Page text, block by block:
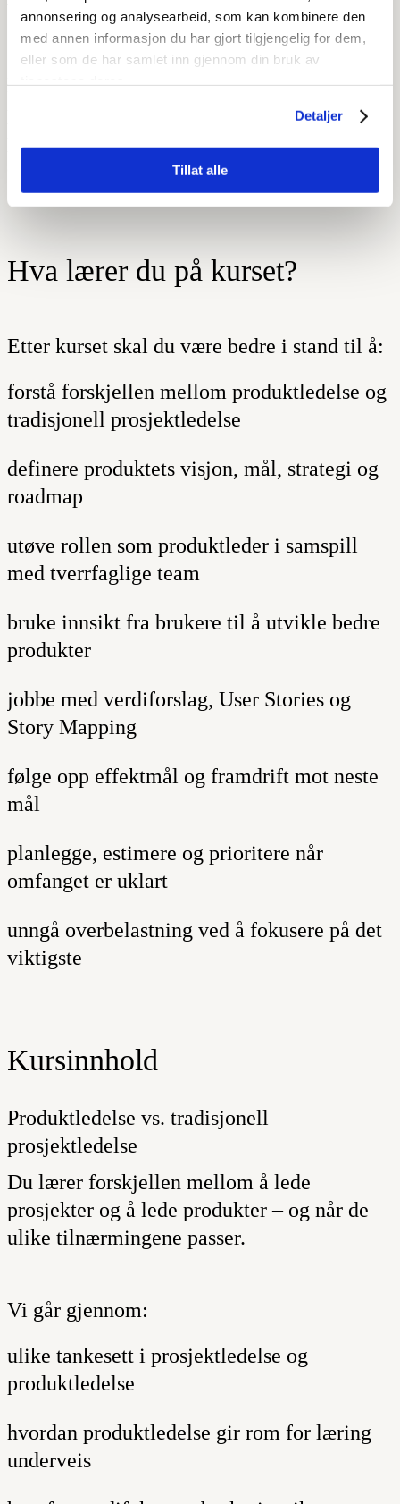
annonsering og analysearbeid, som kan kombinere den
med annen informasjon du har gjort tilgjengelig for dem,
eller som de har samlet inn gjennom din bruk av
Detaljer
Tillat alle
beholder styringen når omfanget er uklart.
Målet er at du skal bli tryggere i rollen som
produktleder, produkteier eller ansvarlig for
deg å prioritere bedre og levere mer verdi.
Hva lærer du på kurset?
Etter kurset skal du være bedre i stand til å:
forstå forskjellen mellom produktledelse og
tradisjonell prosjektledelse
definere produktets visjon, mål, strategi og
roadmap
utøve rollen som produktleder i samspill
med tverrfaglige team
bruke innsikt fra brukere til å utvikle bedre
produkter
jobbe med verdiforslag, User Stories og
Story Mapping
følge opp effektmål og framdrift mot neste
mål
planlegge, estimere og prioritere når
omfanget er uklart
unngå overbelastning ved å fokusere på det
viktigste
Kursinnhold
Produktledelse vs. tradisjonell
prosjektledelse
Du lærer forskjellen mellom å lede
prosjekter og å lede produkter – og når de
ulike tilnærmingene passer.
Vi går gjennom:
ulike tankesett i prosjektledelse og
produktledelse
hvordan produktledelse gir rom for læring
underveis